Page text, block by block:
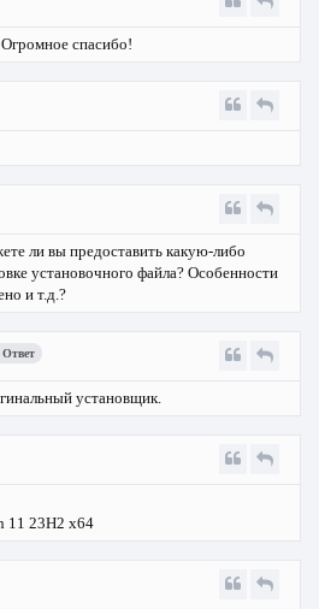
спасибо!
ли вы предоставить какую-либо
установочного файла? Особенности
и т.д.?
Ответ
установщик.
11 23H2 x64